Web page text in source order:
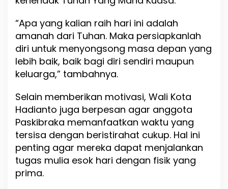
“Apa yang kalian raih hari ini adalah
amanah dari Tuhan. Maka persiapkanlah
diri untuk menyongsong masa depan yang
lebih baik, baik bagi diri sendiri maupun
keluarga,” tambahnya.
Selain memberikan motivasi, Wali Kota
Hadianto juga berpesan agar anggota
Paskibraka memanfaatkan waktu yang
tersisa dengan beristirahat cukup. Hal ini
penting agar mereka dapat menjalankan
tugas mulia esok hari dengan fisik yang
prima.